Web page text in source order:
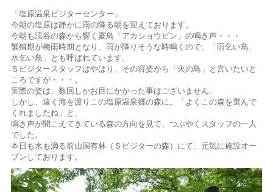
「塩原温泉ビジターセンター」
今朝の塩原は静かに雨の降る朝を迎えております。
今朝も渓谷の森から響く夏鳥「アカショウビン」の鳴き声・・・
繁殖期が梅雨時期となり、雨が降りそうな時鳴くので、「雨乞い鳥、
水乞い鳥」とも呼ばれています。
Ｓビジタースタッフはやはり、その容姿から「火の鳥」と言いたいと
ころですが・・・。
実際の姿は、数回しかお目にかかった事はございません。
しかし、遠く海を渡りこの塩原温泉郷の森に。「よくこの森を選んで
くれましたね」と、
鳴き声が聞こえてきている森の方向を見て、つぶやくスタッフの一人
でした。
本日も水も滴る前山国有林（Ｓビジターの森）にて、元気に施設オー
プンしております。